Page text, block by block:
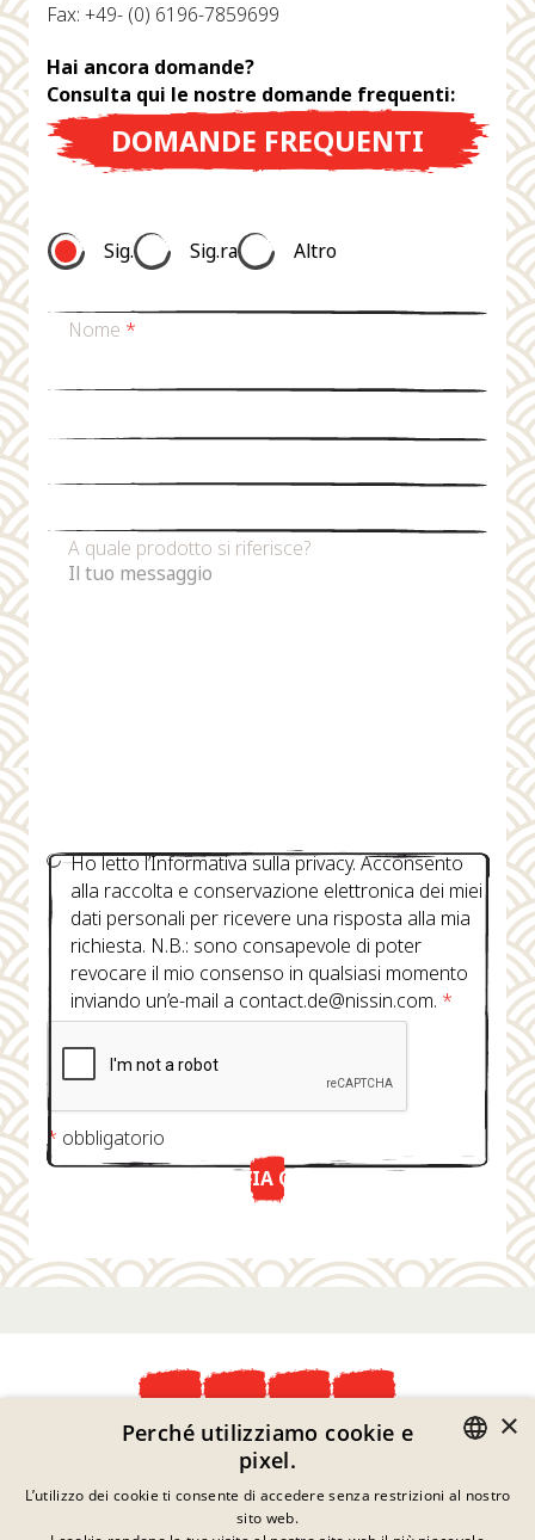
Fax: +49- (0) 6196-7859699
Hai ancora domande?
Consulta qui le nostre domande frequenti:
DOMANDE FREQUENTI
Sig. Sig.ra Altro
Nome *
A quale prodotto si riferisce?
Ho letto l’Informativa sulla privacy. Acconsento
alla raccolta e conservazione elettronica dei miei
dati personali per ricevere una risposta alla mia
richiesta. N.B.: sono consapevole di poter
revocare il mio consenso in qualsiasi momento
inviando un’e-mail a contact.de@nissin.com. *
* obbligatorio
INVIA ORA
Dichiarazione Sulla Privacy
Informazioni Legali
Note Legali
Contatto
GERMAN
×
Perché utilizziamo cookie e
pixel.
L’utilizzo dei cookie ti consente di accedere senza restrizioni al nostro
sito web.